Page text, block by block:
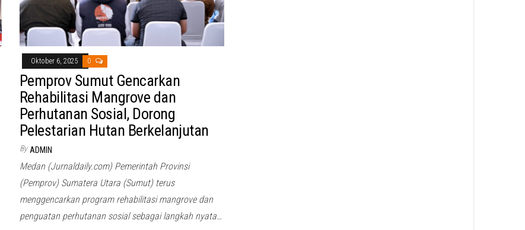
Oktober 6, 2025 0
Pemprov Sumut Gencarkan
Rehabilitasi Mangrove dan
Perhutanan Sosial, Dorong
Pelestarian Hutan Berkelanjutan
By ADMIN
Medan (Jurnaldaily.com) Pemerintah Provinsi
(Pemprov) Sumatera Utara (Sumut) terus
menggencarkan program rehabilitasi mangrove dan
penguatan perhutanan sosial sebagai langkah nyata…